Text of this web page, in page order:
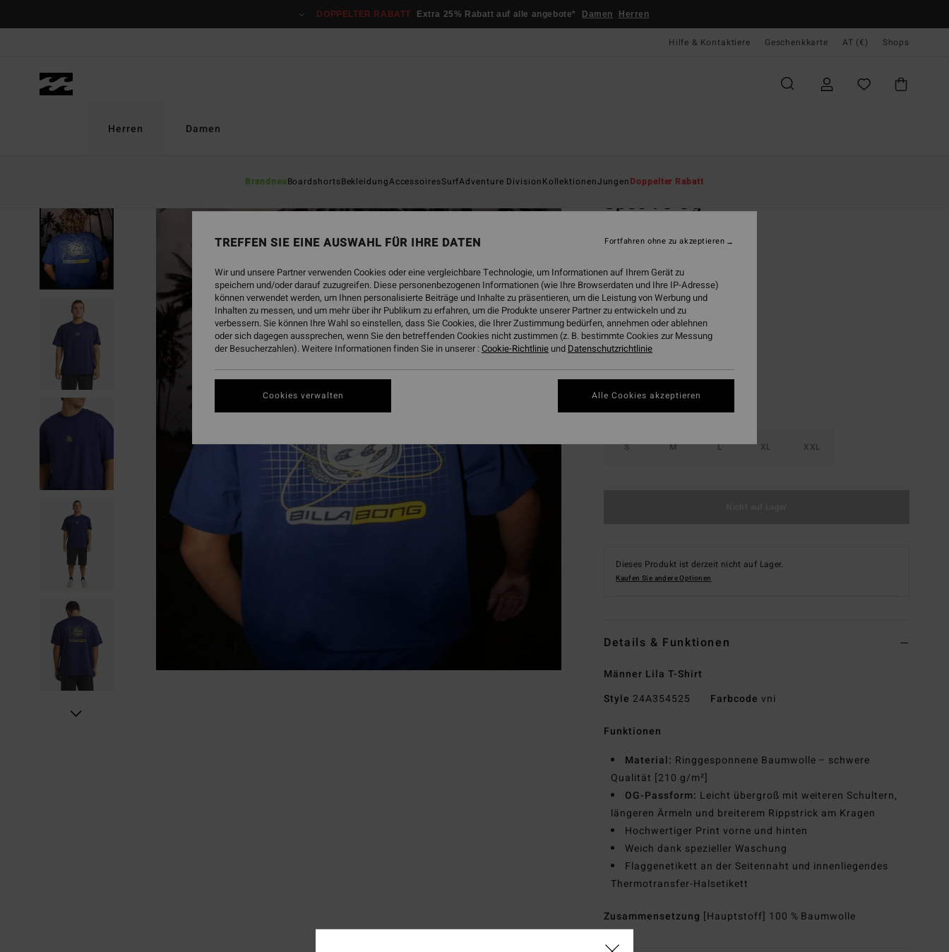
DOPPELTER RABATT Extra 25% Rabatt auf alle angebote* Damen Herren
Hilfe & Kontaktiere Geschenkkarte AT (€) Shops
Herren
BrandneuBoardshortsBekleidungAccessoiresSurfAdventure DivisionKollektionenJungenDoppelter Rabatt
Damen
Spec 73 Og
(4 Bewertungen)
€ 35,95
DOPPELTER RABATT EXTRA 25%
FarbeVintage Indigo
S M L XL XXL
Dieses Produkt ist derzeit nicht auf Lager.
Kaufen Sie andere Optionen
Details & Funktionen
Männer Lila T-Shirt
Style 24A354525 Farbcode vni
Funktionen
Material: Ringgesponnene Baumwolle – schwere
Qualität [210 g/m²]
OG-Passform: Leicht übergroß mit weiteren Schultern,
längeren Ärmeln und breiterem Rippstrick am Kragen
Hochwertiger Print vorne und hinten
Weich dank spezieller Waschung
Flaggenetikett an der Seitennaht und innenliegendes
Thermotransfer-Halsetikett
Zusammensetzung [Hauptstoff] 100 % Baumwolle
TREFFEN SIE EINE AUSWAHL FÜR IHRE DATEN
Wir und unsere Partner verwenden Cookies oder eine vergleichbare Technologie, um Informationen auf Ihrem Gerät zu
speichern und/oder darauf zuzugreifen. Diese personenbezogenen Informationen (wie Ihre Browserdaten und Ihre IP-Adresse)
können verwendet werden, um Ihnen personalisierte Beiträge und Inhalte zu präsentieren, um die Leistung von Werbung und
Inhalten zu messen, und um mehr über ihr Publikum zu erfahren, um die Produkte unserer Partner zu entwickeln und zu
verbessern. Sie können Ihre Wahl so einstellen, dass Sie Cookies, die Ihrer Zustimmung bedürfen, annehmen oder ablehnen
oder sich dagegen aussprechen, wenn Sie den betreffenden Cookies nicht zustimmen (z. B. bestimmte Cookies zur Messung
der Besucherzahlen). Weitere Informationen finden Sie in unserer :Cookie-Richtlinie und Datenschutzrichtlinie
Cookies verwalten
Fortfahren ohne zu akzeptieren
Alle Cookies akzeptieren